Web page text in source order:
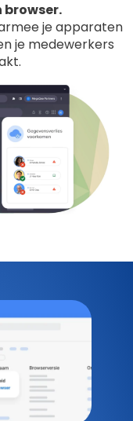
browser.
je apparaten
je medewerkers